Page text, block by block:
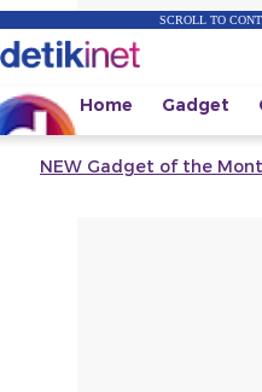
SCROLL TO
Home Gadget
NEW Gadget of the